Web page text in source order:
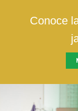
Conoce